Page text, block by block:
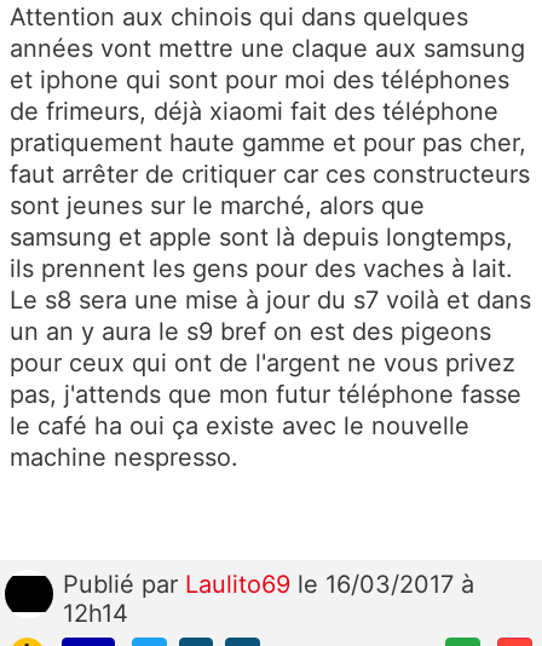
Attention aux chinois qui dans quelques
années vont mettre une claque aux samsung
et iphone qui sont pour moi des téléphones
de frimeurs, déjà xiaomi fait des téléphone
pratiquement haute gamme et pour pas cher,
faut arrêter de critiquer car ces constructeurs
sont jeunes sur le marché, alors que
samsung et apple sont là depuis longtemps,
ils prennent les gens pour des vaches à lait.
Le s8 sera une mise à jour du s7 voilà et dans
un an y aura le s9 bref on est des pigeons
pour ceux qui ont de l'argent ne vous privez
pas, j'attends que mon futur téléphone fasse
le café ha oui ça existe avec le nouvelle
machine nespresso.
Publié par Laulito69 le 16/03/2017 à
12h14